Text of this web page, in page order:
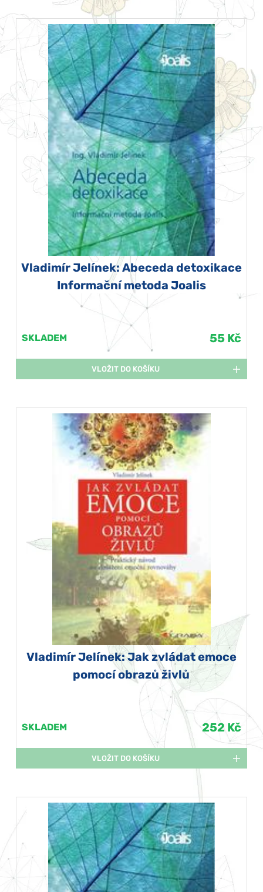
Vladimír Jelínek: Abeceda detoxikace
Informační metoda Joalis
SKLADEM 55 Kč
VLOŽIT DO KOŠÍKU
Vladimír Jelínek: Jak zvládat emoce
pomocí obrazů živlů
SKLADEM 252 Kč
VLOŽIT DO KOŠÍKU